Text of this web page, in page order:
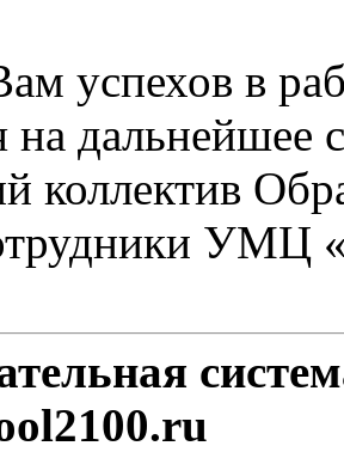
успехов в
на дальнейшее
коллектив
УМЦ